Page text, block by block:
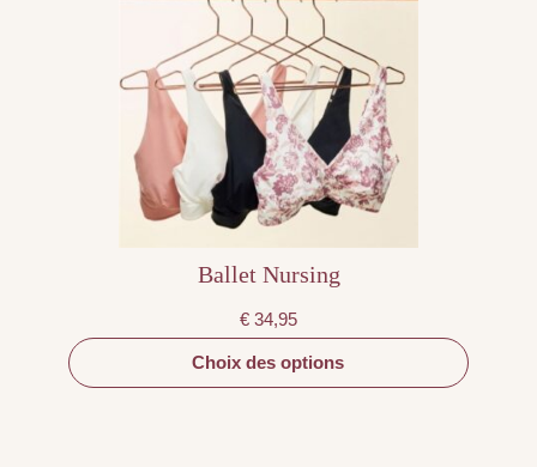
Ballet Nursing
€ 34,95
Choix des options
plusieurs
variations.
Les
options
peuvent
être
choisies
sur
la
page
du
produit